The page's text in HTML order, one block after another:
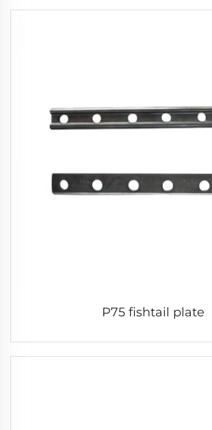
P75 fishtail plate